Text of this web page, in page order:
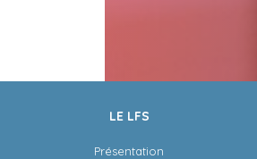
LE LFS
Présentation